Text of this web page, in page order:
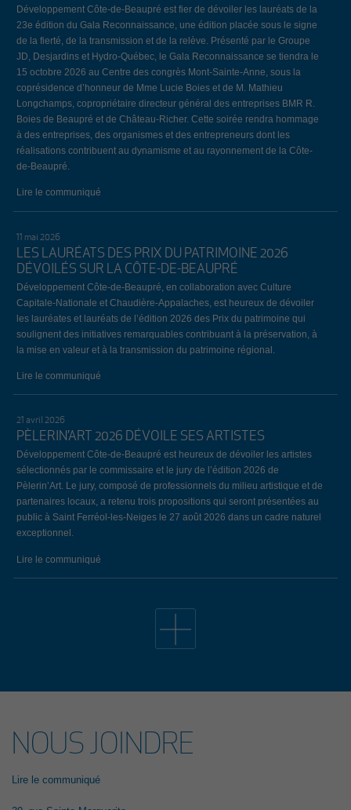
Développement Côte-de-Beaupré est fier de dévoiler les lauréats de la
23e édition du Gala Reconnaissance, une édition placée sous le signe
de la fierté, de la transmission et de la relève. Présenté par le Groupe
JD, Desjardins et Hydro-Québec, le Gala Reconnaissance se tiendra le
15 octobre 2026 au Centre des congrès Mont-Sainte-Anne, sous la
coprésidence d’honneur de Mme Lucie Boies et de M. Mathieu
Longchamps, copropriétaire directeur général des entreprises BMR R.
Boies de Beaupré et de Château-Richer. Cette soirée rendra hommage
à des entreprises, des organismes et des entrepreneurs dont les
réalisations contribuent au dynamisme et au rayonnement de la Côte-
de-Beaupré.
Lire le communiqué
11 mai 2026
LES LAURÉATS DES PRIX DU PATRIMOINE 2026
DÉVOILÉS SUR LA CÔTE-DE-BEAUPRÉ
Développement Côte-de-Beaupré, en collaboration avec Culture
Capitale-Nationale et Chaudière-Appalaches, est heureux de dévoiler
les lauréates et lauréats de l’édition 2026 des Prix du patrimoine qui
soulignent des initiatives remarquables contribuant à la préservation, à
la mise en valeur et à la transmission du patrimoine régional.
Lire le communiqué
21 avril 2026
PÈLERIN’ART 2026 DÉVOILE SES ARTISTES
Développement Côte-de-Beaupré est heureux de dévoiler les artistes
sélectionnés par le commissaire et le jury de l’édition 2026 de
Pèlerin’Art. Le jury, composé de professionnels du milieu artistique et de
partenaires locaux, a retenu trois propositions qui seront présentées au
public à Saint Ferréol-les-Neiges le 27 août 2026 dans un cadre naturel
exceptionnel.
Lire le communiqué
34E ÉDITION DE L’ÉVÈNEMENT EMPLOI CÔTE-DE-
première fois. Cet évènement a été rendu possible grâce à la
participation financière du gouvernement du Québec.
Lire le communiqué
NOUS JOINDRE
Lire le communiqué